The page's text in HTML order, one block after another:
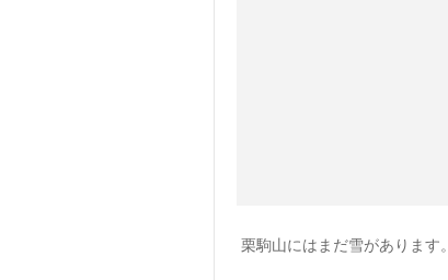
栗駒山にはまだ雪があります。